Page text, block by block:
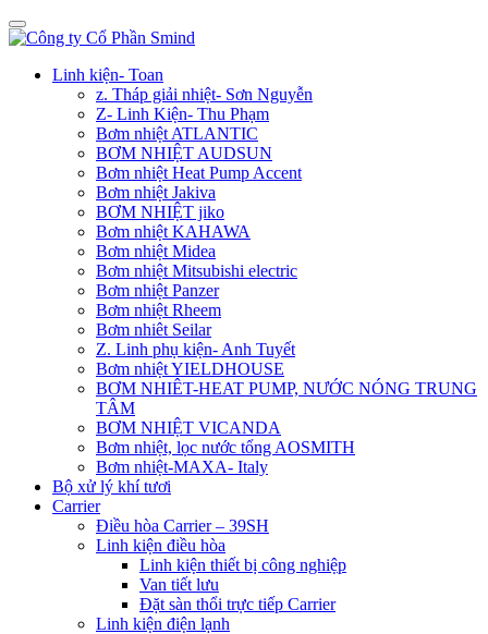
Linh kiện- Toan
z. Tháp giải nhiệt- Sơn Nguyễn
Z- Linh Kiện- Thu Phạm
Bơm nhiệt ATLANTIC
BƠM NHIỆT AUDSUN
Bơm nhiệt Heat Pump Accent
Bơm nhiệt Jakiva
BƠM NHIỆT jiko
Bơm nhiệt KAHAWA
Bơm nhiệt Midea
Bơm nhiệt Mitsubishi electric
Bơm nhiệt Panzer
Bơm nhiệt Rheem
Bơm nhiêt Seilar
Z. Linh phụ kiện- Anh Tuyết
Bơm nhiệt YIELDHOUSE
BƠM NHIÊT-HEAT PUMP, NƯỚC NÓNG TRUNG
TÂM
BƠM NHIỆT VICANDA
Bơm nhiệt, lọc nước tổng AOSMITH
Bơm nhiệt-MAXA- Italy
Bộ xử lý khí tươi
Carrier
Điều hòa Carrier – 39SH
Linh kiện điều hòa
Linh kiện thiết bị công nghiệp
Van tiết lưu
Đặt sàn thổi trực tiếp Carrier
Linh kiện điện lạnh